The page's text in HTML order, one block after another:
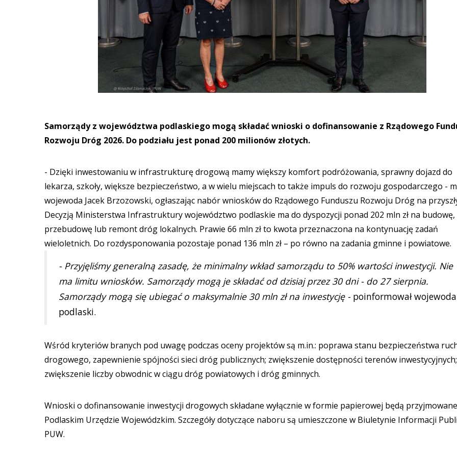
Samorządy z województwa podlaskiego mogą składać wnioski o dofinansowanie z Rządowego
Rozwoju Dróg 2026. Do podziału jest ponad 200 milionów złotych.
- Dzięki inwestowaniu w infrastrukturę drogową mamy większy komfort podróżowania, sprawny dojazd do
lekarza, szkoły, większe bezpieczeństwo, a w wielu miejscach to także impuls do rozwoju gospodarczego -
wojewoda Jacek Brzozowski, ogłaszając nabór wniosków do Rządowego Funduszu Rozwoju Dróg na
Decyzją Ministerstwa Infrastruktury województwo podlaskie ma do dyspozycji ponad 202 mln zł na budowę,
przebudowę lub remont dróg lokalnych. Prawie 66 mln zł to kwota przeznaczona na kontynuację zadań
wieloletnich. Do rozdysponowania pozostaje ponad 136 mln zł – po równo na zadania gminne i powiatowe.
- Przyjęliśmy generalną zasadę, że minimalny wkład samorządu to 50% wartości inwestycji. Nie
ma limitu wniosków. Samorządy mogą je składać od dzisiaj przez 30 dni - do 27 sierpnia.
Samorządy mogą się ubiegać o maksymalnie 30 mln zł na inwestycję - poinformował wojewoda
podlaski.
Wśród kryteriów branych pod uwagę podczas oceny projektów są m.in.: poprawa stanu bezpieczeństwa
drogowego, zapewnienie spójności sieci dróg publicznych; zwiększenie dostępności terenów inwestycyjnych;
zwiększenie liczby obwodnic w ciągu dróg powiatowych i dróg gminnych.
Wnioski o dofinansowanie inwestycji drogowych składane wyłącznie w formie papierowej będą
Podlaskim Urzędzie Wojewódzkim. Szczegóły dotyczące naboru są umieszczone w Biuletynie Informacji
PUW.